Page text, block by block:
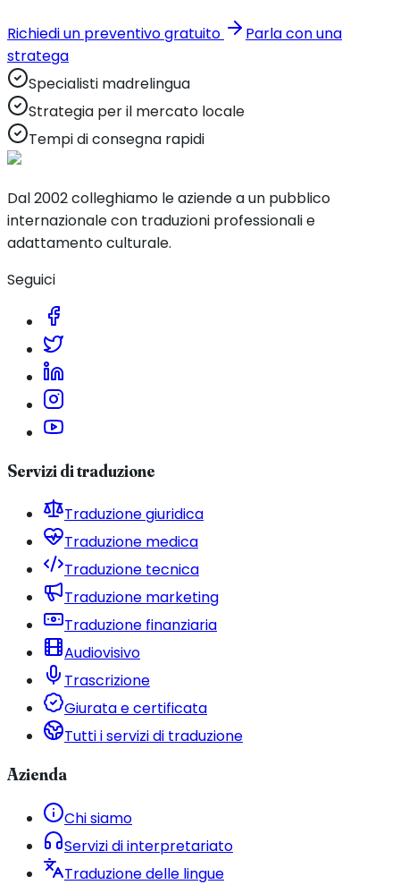
Richiedi un preventivo gratuito
Parla con una
stratega
Specialisti madrelingua
Strategia per il mercato locale
Tempi di consegna rapidi
Dal 2002 colleghiamo le aziende a un pubblico
internazionale con traduzioni professionali e
adattamento culturale.
Seguici
Servizi di traduzione
Traduzione giuridica
Traduzione medica
Traduzione tecnica
Traduzione marketing
Traduzione finanziaria
Audiovisivo
Trascrizione
Giurata e certificata
Tutti i servizi di traduzione
Azienda
Chi siamo
Servizi di interpretariato
Traduzione delle lingue